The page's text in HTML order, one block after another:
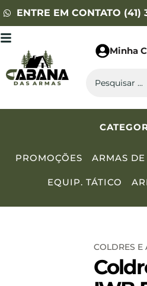
ENTRE EM CONTATO (41)
Minha
PROMOÇÕES ARMAS DE
EQUIP. TÁTICO
COLDRES E